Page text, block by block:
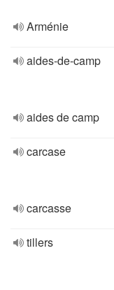
Arménie
aides-de-camp
aides de camp
carcase
carcasse
tillers